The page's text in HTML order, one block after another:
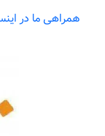
همراهی ما در